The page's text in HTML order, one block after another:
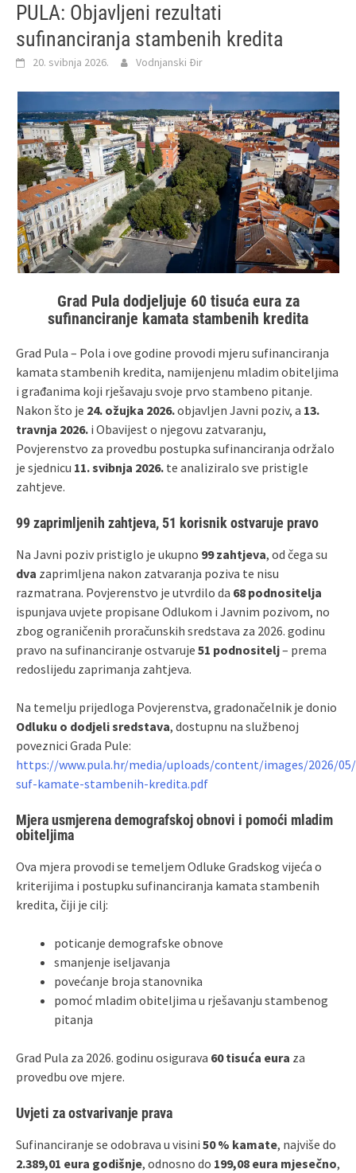
PULA: Objavljeni rezultati
sufinanciranja stambenih kredita
20. svibnja 2026. Vodnjanski Đir
Grad Pula dodjeljuje 60 tisuća eura za
sufinanciranje kamata stambenih kredita
Grad Pula – Pola i ove godine provodi mjeru sufinanciranja
kamata stambenih kredita, namijenjenu mladim obiteljima
i građanima koji rješavaju svoje prvo stambeno pitanje.
Nakon što je 24. ožujka 2026.objavljen Javni poziv, a 13.
travnja 2026. i Obavijest o njegovu zatvaranju,
Povjerenstvo za provedbu postupka sufinanciranja održalo
je sjednicu 11. svibnja 2026. te analiziralo sve pristigle
zahtjeve.
99 zaprimljenih zahtjeva, 51 korisnik ostvaruje pravo
Na Javni poziv pristiglo je ukupno 99 zahtjeva, od čega su
dva zaprimljena nakon zatvaranja poziva te nisu
razmatrana. Povjerenstvo je utvrdilo da 68 podnositelja
ispunjava uvjete propisane Odlukom i Javnim pozivom, no
zbog ograničenih proračunskih sredstava za 2026. godinu
pravo na sufinanciranje ostvaruje 51 podnositelj– prema
redoslijedu zaprimanja zahtjeva.
Na temelju prijedloga Povjerenstva, gradonačelnik je donio
Odluku o dodjeli sredstava, dostupnu na službenoj
poveznici Grada Pule:
https://www.pula.hr/media/uploads/content/images/2026/
suf-kamate-stambenih-kredita.pdf
Mjera usmjerena demografskoj obnovi i pomoći mladim
obiteljima
Ova mjera provodi se temeljem Odluke Gradskog vijeća o
kriterijima i postupku sufinanciranja kamata stambenih
kredita, čiji je cilj:
poticanje demografske obnove
smanjenje iseljavanja
povećanje broja stanovnika
pomoć mladim obiteljima u rješavanju stambenog
pitanja
Grad Pula za 2026. godinu osigurava 60 tisuća eura za
provedbu ove mjere.
Uvjeti za ostvarivanje prava
Sufinanciranje se odobrava u visini 50 % kamate, najviše do
2.389,01 eura godišnje, odnosno do 199,08 eura mjesečno,